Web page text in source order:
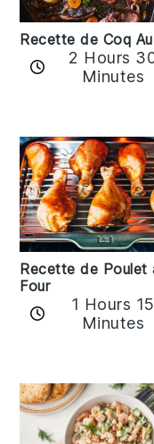
Recette de Coq
2 Hours
Minutes
Recette de Poulet
Four
1 Hours 15
Minutes